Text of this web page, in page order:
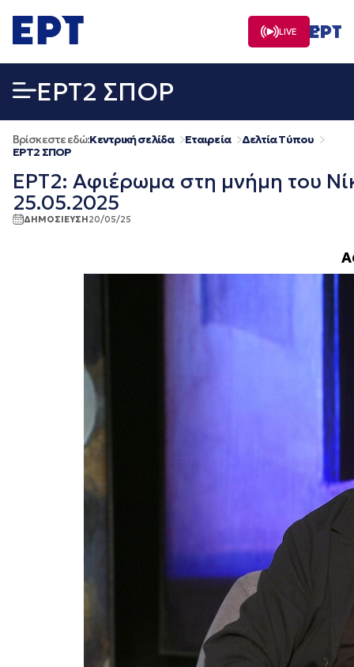
σε
περιεχόμενο
LIVE
EΡΤ2 ΣΠΟΡ
Βρίσκεστε εδώ:Κεντρική σελίδα Εταιρεία
Δελτία Τύπου
EΡΤ2 ΣΠΟΡ
ΕΡΤ2: Αφιέρωμα στη μνήμη του
25.05.2025
ΔΗΜΟΣΙΕΥΣΗ20/05/25